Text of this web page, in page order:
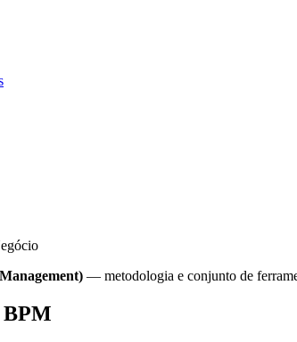
— metodologia e conjunto de
BPM